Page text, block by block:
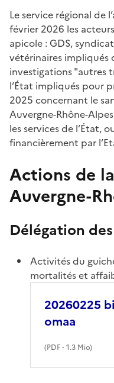
Le service régional de
février 2026 les
apicole : GDS,
vétérinaires impliqués
investigations "autres
l’État impliqués pour
2025 concernant le
Auvergne-Rhône-
les services de l’État,
financièrement par
Actions de
Auvergne-
Délégation
Activités du
mortalités et
20260225
omaa
(PDF- 1.3 Mio)